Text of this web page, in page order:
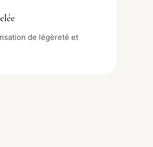
de légèreté et